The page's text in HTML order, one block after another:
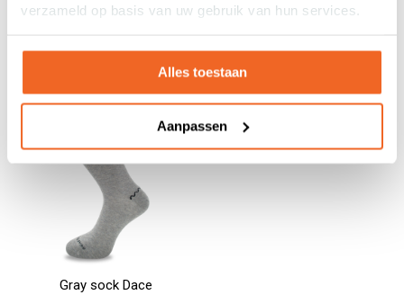
verzameld op basis van uw gebruik van hun services.
Alles toestaan
Aanpassen
36 - 40 41 - 46
Add to cart
36 - 40 41 - 46
Add to cart
Gray sock Dace